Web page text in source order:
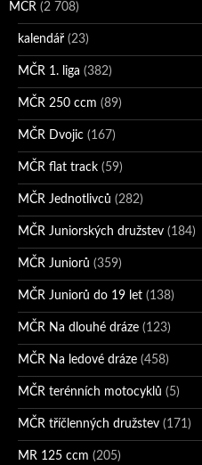
MČR (2 708)
kalendář (23)
MČR 1. liga (382)
MČR 250 ccm (89)
MČR Dvojic (167)
MČR flat track (59)
MČR Jednotlivců (282)
MČR Juniorských družstev (184)
MČR Juniorů (359)
MČR Juniorů do 19 let (138)
MČR Na dlouhé dráze (123)
MČR Na ledové dráze (458)
MČR terénních motocyklů (5)
MČR tříčlenných družstev (171)
MR 125 ccm (205)